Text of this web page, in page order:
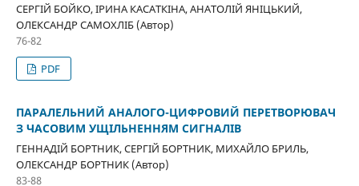
СЕРГІЙ БОЙКО, ІРИНА КАСАТКІНА, АНАТОЛІЙ ЯНІЦЬКИЙ,
ОЛЕКСАНДР САМОХЛІБ (Автор)
76-82
PDF
ПАРАЛЕЛЬНИЙ АНАЛОГО-ЦИФРОВИЙ ПЕРЕТВОРЮВАЧ
З ЧАСОВИМ УЩІЛЬНЕННЯМ СИГНАЛІВ
ГЕННАДІЙ БОРТНИК, СЕРГІЙ БОРТНИК, МИХАЙЛО БРИЛЬ,
ОЛЕКСАНДР БОРТНИК (Автор)
83-88